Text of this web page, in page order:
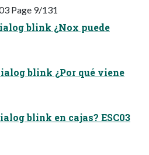
Page 9/131
blink ¿Nox puede
blink ¿Por qué viene
blink en cajas? ESC03